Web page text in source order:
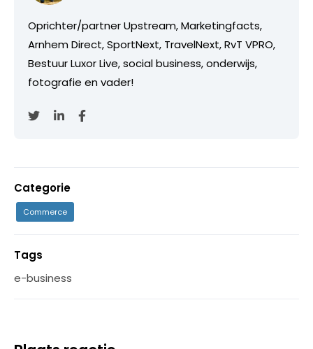
Oprichter/partner Upstream, Marketingfacts,
Arnhem Direct, SportNext, TravelNext, RvT VPRO,
Bestuur Luxor Live, social business, onderwijs,
fotografie en vader!
Categorie
Commerce
Tags
e-business